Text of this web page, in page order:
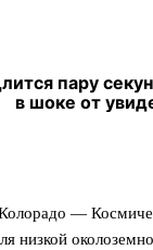
пару
в шоке от
—
низкой